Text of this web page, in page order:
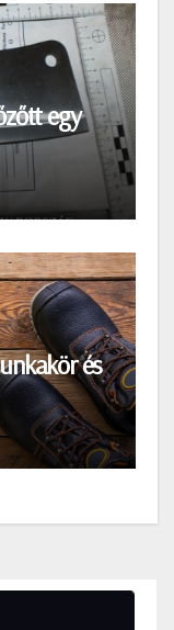
egy
és